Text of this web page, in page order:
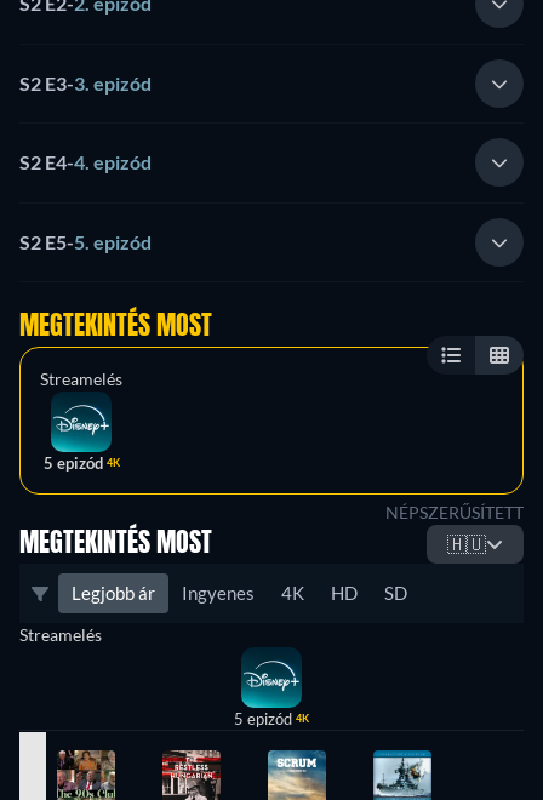
S2 E3-3. epizód
S2 E4-4. epizód
S2 E5-5. epizód
MEGTEKINTÉS MOST
Streamelés
5 epizód 4K
NÉPSZERŰSÍTETT
MEGTEKINTÉS MOST 🇭🇺
Legjobb ár Ingyenes 4K HD SD
Streamelés
5 epizód 4K